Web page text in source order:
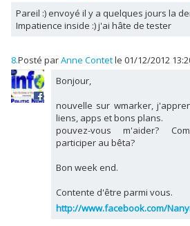
Pareil :) envoyé il y a quelques jours la
Impatience inside :) j'ai hâte de tester
8.Posté parAnne Contetle 01/12/2012
Bonjour,
nouvelle sur wmarker,
liens, apps et bons plans.
pouvez-vous m'aider?
participer au bêta?
Bon week end.
Contente d'être parmi vous.
http://www.facebook.com/